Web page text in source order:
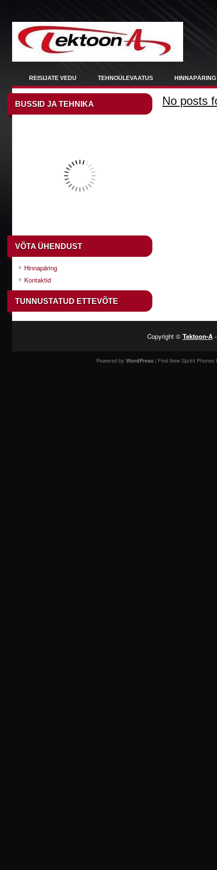
REISIJATE VEDU TEHNOÜLEVAATUS HINNAPÄRING
BUSSID JA TEHNIKA
VÕTA ÜHENDUST
Hinnapäring
Kontaktid
TUNNUSTATUD ETTEVÕTE
No posts
Copyright © Tektoon-A-
Powered by WordPress| Find NewSprint Phones